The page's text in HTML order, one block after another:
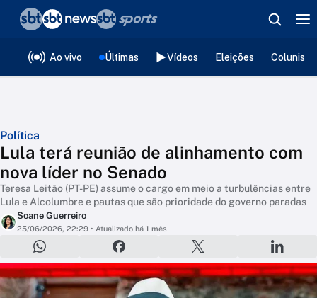
Ao vivo Últimas Vídeos Eleições
Política
Lula terá reunião de alinhamento com
nova líder no Senado
Teresa Leitão (PT-PE) assume o cargo em meio a turbulências entre
Lula e Alcolumbre e pautas que são prioridade do governo paradas
Soane Guerreiro
25/06/2026, 22:29 • Atualizado há 1 mês
❮voltar
Editorias